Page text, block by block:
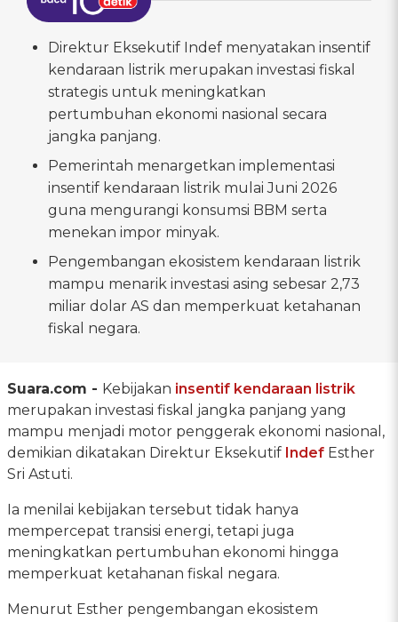
Direktur Eksekutif Indef menyatakan insentif
kendaraan listrik merupakan investasi fiskal
strategis untuk meningkatkan
pertumbuhan ekonomi nasional secara
jangka panjang.
Pemerintah menargetkan implementasi
insentif kendaraan listrik mulai Juni 2026
guna mengurangi konsumsi BBM serta
menekan impor minyak.
Pengembangan ekosistem kendaraan listrik
mampu menarik investasi asing sebesar 2,73
miliar dolar AS dan memperkuat ketahanan
fiskal negara.
Suara.com - Kebijakan insentif kendaraan listrik
merupakan investasi fiskal jangka panjang yang
mampu menjadi motor penggerak ekonomi nasional,
demikian dikatakan Direktur Eksekutif Indef Esther
Sri Astuti.
Ia menilai kebijakan tersebut tidak hanya
mempercepat transisi energi, tetapi juga
meningkatkan pertumbuhan ekonomi hingga
memperkuat ketahanan fiskal negara.
Menurut Esther pengembangan ekosistem